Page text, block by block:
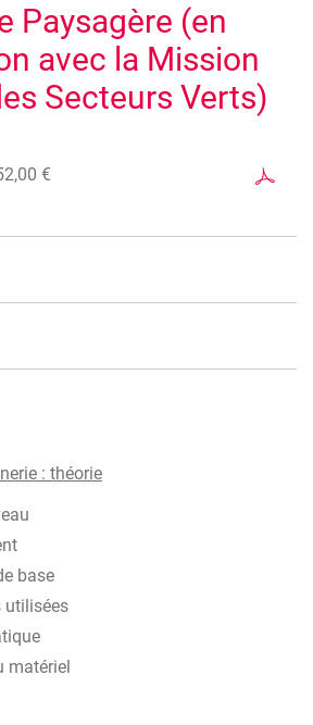
Paysagère (en
avec la Mission
Secteurs Verts)
€
: théorie
base
utilisées
matériel